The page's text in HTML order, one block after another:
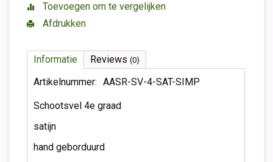
Toevoegen om te vergelijken
Afdrukken
Informatie Reviews (0)
Artikelnummer: AASR-SV-4-SAT-SIMP
Schootsvel 4e graad
satijn
hand geborduurd